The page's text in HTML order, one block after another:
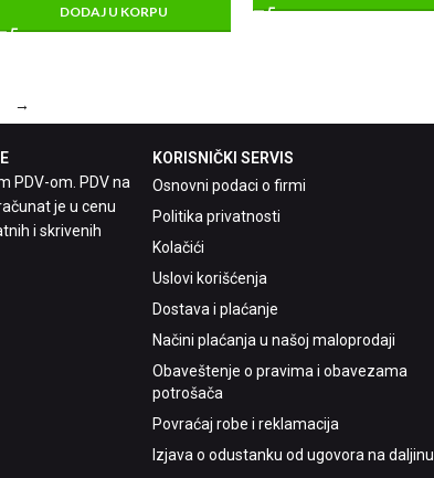
DODAJ U KORPU
→
PDV-om. PDV na
je u cenu
i skrivenih
KORISNIČKI SERVIS
Osnovni podaci o firmi
Politika privatnosti
Kolačići
Uslovi korišćenja
Dostava i plaćanje
Načini plaćanja u našoj maloprodaji
Obaveštenje o pravima i obavezama
potrošača
Povraćaj robe i reklamacija
Izjava o odustanku od ugovora na daljinu